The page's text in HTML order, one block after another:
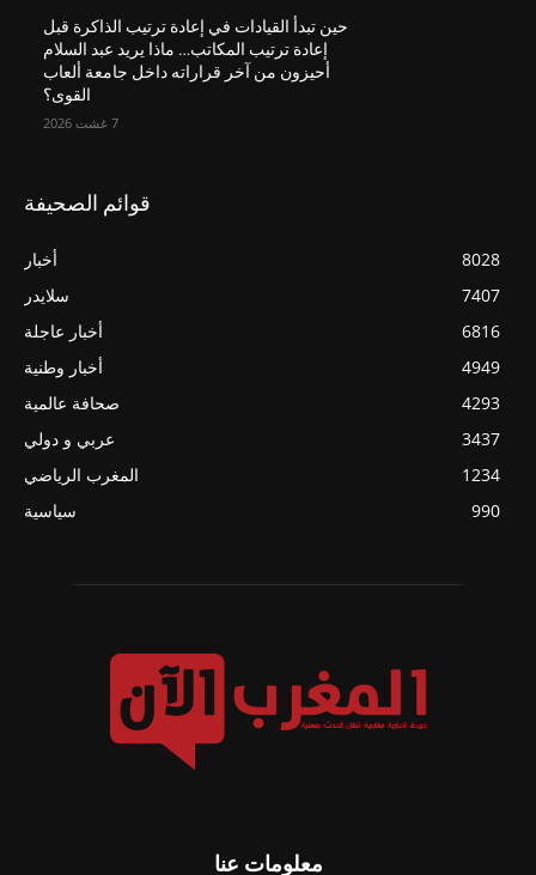
حين تبدأ القيادات في إعادة ترتيب الذاكرة قبل
إعادة ترتيب المكاتب… ماذا يريد عبد السلام
أحيزون من آخر قراراته داخل جامعة ألعاب
القوى؟
7 غشت 2026
قوائم الصحيفة
أخبار
8028
سلايدر
7407
أخبار عاجلة
6816
أخبار وطنية
4949
صحافة عالمية
4293
عربي و دولي
3437
المغرب الرياضي
1234
سياسية
990
معلومات عنا